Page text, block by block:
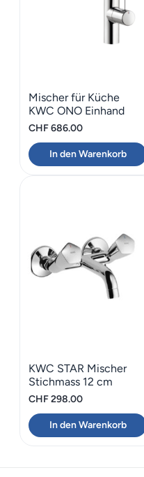
Mischer für Küche
KWC ONO Einhand
CHF686.00
In den Warenkorb
KWC STAR Mischer
Stichmass 12 cm
CHF298.00
In den Warenkorb